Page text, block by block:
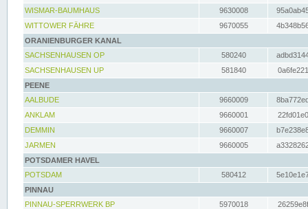
WISMAR-BAUMHAUS
9630008
WITTOWER FÄHRE
9670055
ORANIENBURGER KANAL
SACHSENHAUSEN OP
580240
SACHSENHAUSEN UP
581840
PEENE
AALBUDE
9660009
ANKLAM
9660001
DEMMIN
9660007
JARMEN
9660005
POTSDAMER HAVEL
POTSDAM
580412
PINNAU
PINNAU-SPERRWERK BP
5970018